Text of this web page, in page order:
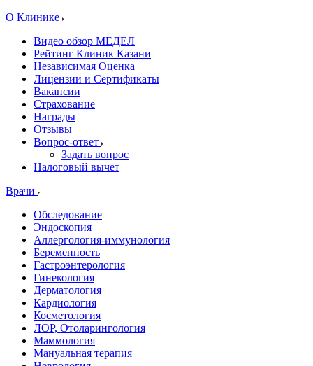
О Клинике
Видео обзор МЕДЕЛ
Рейтинг Клиник Казани
Независимая Оценка
Лицензии и Сертификаты
Вакансии
Страхование
Награды
Отзывы
Вопрос-ответ
Задать вопрос
Налоговый вычет
Врачи
Обследование
Эндоскопия
Аллергология-иммунология
Беременность
Гастроэнтерология
Гинекология
Дерматология
Кардиология
Косметология
ЛОР, Отоларингология
Маммология
Мануальная терапия